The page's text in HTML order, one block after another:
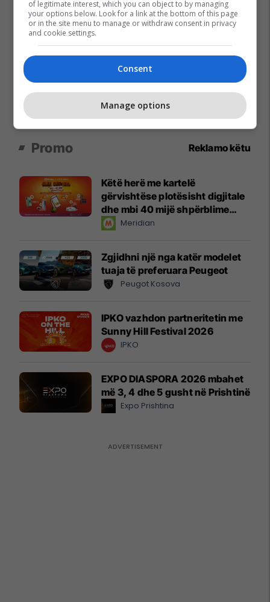
Promo Reklamo këtu
Këtë herë me kartelë
gërvishtëse plotësisht digjitale
dhe mbi 40 mijë shpërblime
instant!Meridian
Zgjidhni një nga katër modelet
tuaja të preferuara Peugeot
Peugot Kosova
IPKO vazhdon partneritetin me
Sunny Hill Festival 2026
IPKO
EXPO DIASPORA 2026 mbahet
më 3, 4 dhe 5 gusht në Prishtinë
Expo Prishtina
of legitimate interest, which you can object to by managing
your options below. Look for a link at the bottom of this page
or in the site menu to manage or withdraw consent in privacy
and cookie settings.
Consent
Manage options